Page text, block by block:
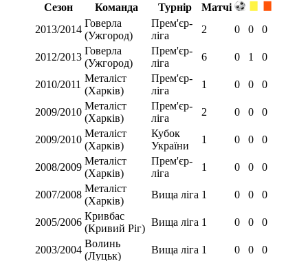
Сезон Команда Турнір
Матчі
2013/2014
Говерла
(Ужгород)
Прем'єр-
ліга
2 0 0 0
2012/2013
Говерла
(Ужгород)
Прем'єр-
ліга
6 0 1 0
2010/2011
Металіст
(Харків)
Прем'єр-
ліга
1 0 0 0
2009/2010
Металіст
(Харків)
Прем'єр-
ліга
2 0 0 0
2009/2010
Металіст
(Харків)
Кубок
України
1 0 0 0
2008/2009
Металіст
(Харків)
Прем'єр-
ліга
1 0 0 0
2007/2008
Металіст
(Харків)
Вища ліга 1 0 0 0
2005/2006
Кривбас
(Кривий Ріг)
Вища ліга 1 0 0 0
2003/2004
Волинь
(Луцьк)
Вища ліга 1 0 0
0